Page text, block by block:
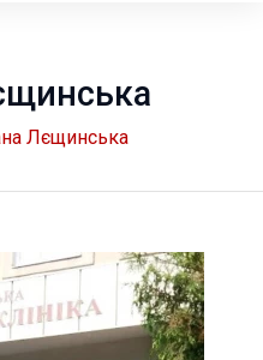
Лєщинська